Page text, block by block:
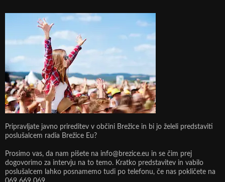
Pripravljate javno prireditev v občini Brežice in bi jo želeli predstaviti
poslušalcem radia Brežice Eu?
Prosimo vas, da nam pišete na info@brezice.eu in se čim prej
dogovorimo za intervju na to temo. Kratko predstavitev in vabilo
poslušalcem lahko posnamemo tudi po telefonu, če nas pokličete na